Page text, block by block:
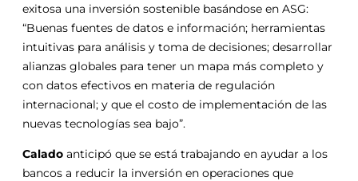
exitosa una inversión sostenible basándose en ASG:
“Buenas fuentes de datos e información; herramientas
intuitivas para análisis y toma de decisiones; desarrollar
alianzas globales para tener un mapa más completo y
con datos efectivos en materia de regulación
internacional; y que el costo de implementación de las
nuevas tecnologías sea bajo”.
Calado anticipó que se está trabajando en ayudar a los
bancos a reducir la inversión en operaciones que